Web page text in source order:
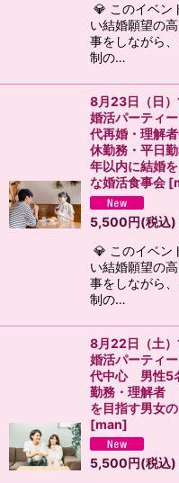
💎 このイベン
い結婚願望の
事をしながら
制の…
8月23日（日
婚活パーティ
代再婚・理解
休勤務・平日
年以内に結婚
な婚活食事会 [
5,500円(税込)
💎 このイベン
い結婚願望の
事をしながら
制の…
8月22日（土
婚活パーティ
代中心 男性5
勤務・理解者
を目指す男女
[man]
5,500円(税込)